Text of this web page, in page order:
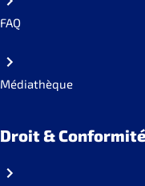
FAQ
Médiathèque
Droit & Conformité